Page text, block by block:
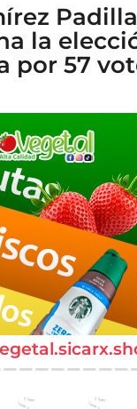
la
por 57